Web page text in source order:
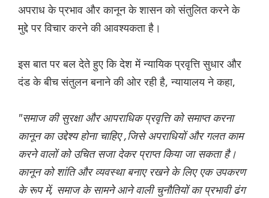
अपराध के प्रभाव और कानून के शासन को संतुलित करने के
मुद्दे पर विचार करने की आवश्यकता है।
इस बात पर बल देते हुए कि देश में न्यायिक प्रवृत्ति सुधार और
दंड के बीच संतुलन बनाने की ओर रही है, न्यायालय ने कहा,
"समाज की सुरक्षा और आपराधिक प्रवृत्ति को समाप्त करना
कानून का उद्देश्य होना चाहिए ,जिसे अपराधियों और गलत काम
करने वालों को उचित सजा देकर प्राप्त किया जा सकता है।
कानून को शांति और व्यवस्था बनाए रखने के लिए एक उपकरण
के रूप में, समाज के सामने आने वाली चुनौतियों का प्रभावी ढंग